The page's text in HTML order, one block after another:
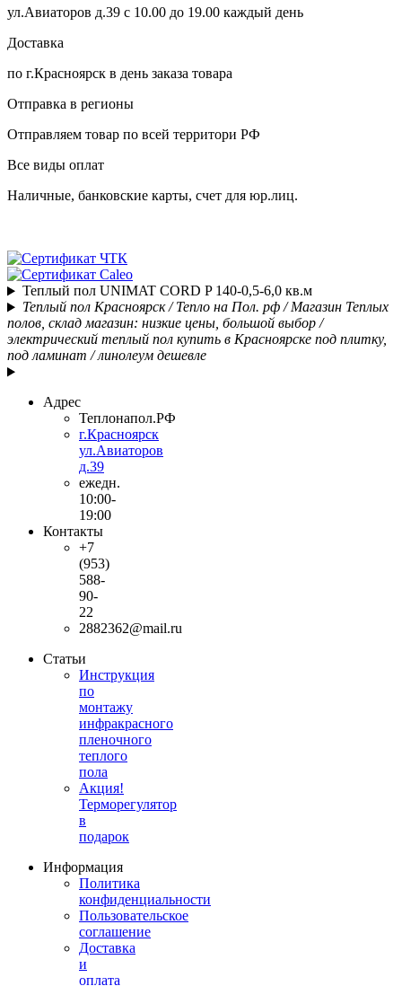
ул.Авиаторов д.39 с 10.00 до 19.00 каждый день
Доставка
по г.Красноярск в день заказа товара
Отправка в регионы
Отправляем товар по всей территори РФ
Все виды оплат
Наличные, банковские карты, счет для юр.лиц.
Теплый пол UNIMAT CORD P 140-0,5-6,0 кв.м
Теплый пол Красноярск / Тепло на Пол. рф / Магазин Теплых
полов, склад магазин: низкие цены, большой выбор /
электрический теплый пол купить в Красноярске под плитку,
под ламинат / линолеум дешевле
Адрес
Теплонапол.РФ
г.Красноярск
ул.Авиаторов
д.39
ежедн.
10:00-
19:00
Контакты
+7
(953)
588-
90-
22
2882362@mail.ru
Статьи
Инструкция
по
монтажу
инфракрасного
пленочного
теплого
пола
Акция!
Терморегулятор
в
подарок
Информация
Политика
конфиденциальности
Пользовательское
соглашение
Доставка
и
оплата